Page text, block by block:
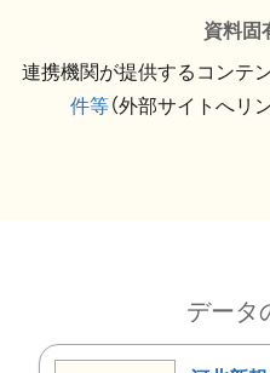
資料固
連携機関が提供するコンテン
件等（外部サイトへリ
データ